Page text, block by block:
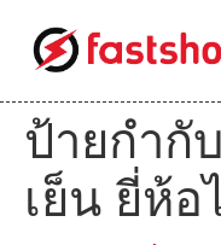
ป้ายกำกั
เย็น ยี่ห้